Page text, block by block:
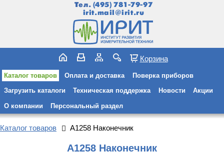
Тел. (495) 781-79-97
irit.mail@irit.ru
Корзина
Каталог товаров Оплата и доставка Поверка приборов
Загрузить каталоги Техническая поддержка Новости Акции
О компании Персональный раздел
Каталог товаров A1258 Наконечник
A1258 Наконечник